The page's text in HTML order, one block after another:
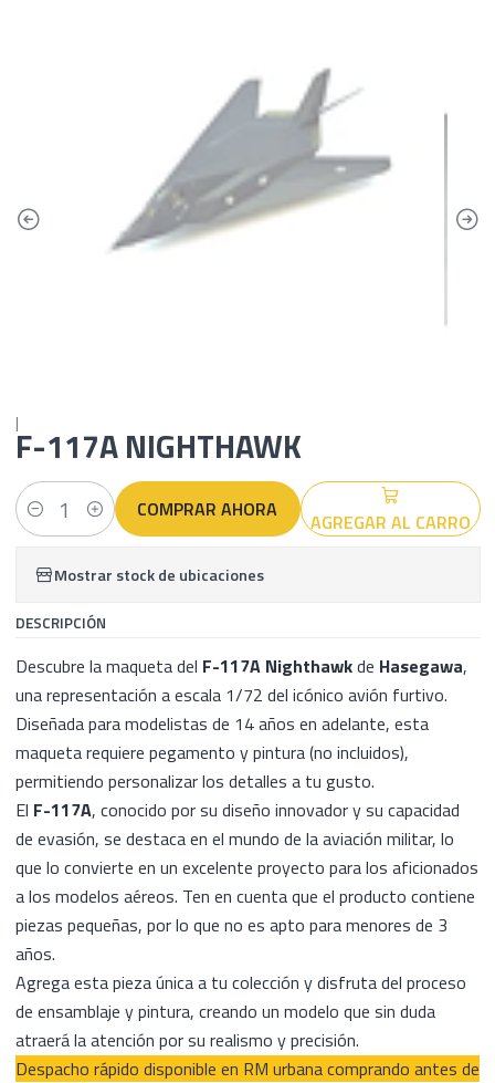
|F-117A NIGHTHAWK
Cantidad AGREGAR AL CARRO
COMPRAR AHORA
Mostrar stock de ubicaciones
DESCRIPCIÓN
Descubre la maqueta del F-117A Nighthawkde Hasegawa,
una representación a escala 1/72 del icónico avión furtivo.
Diseñada para modelistas de 14 años en adelante, esta
maqueta requiere pegamento y pintura (no incluidos),
permitiendo personalizar los detalles a tu gusto.
El F-117A, conocido por su diseño innovador y su capacidad
de evasión, se destaca en el mundo de la aviación militar, lo
que lo convierte en un excelente proyecto para los aficionados
a los modelos aéreos. Ten en cuenta que el producto contiene
piezas pequeñas, por lo que no es apto para menores de 3
años.
Agrega esta pieza única a tu colección y disfruta del proceso
de ensamblaje y pintura, creando un modelo que sin duda
atraerá la atención por su realismo y precisión.
Despacho rápido disponible en RM urbana comprando antes de